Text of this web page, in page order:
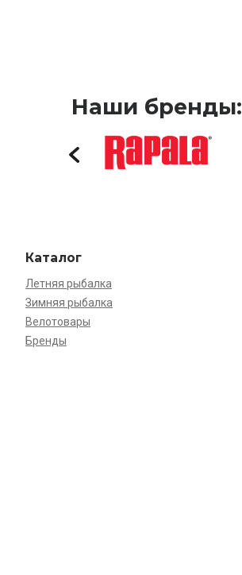
Наши бренды:
Каталог
Летняя рыбалка
Зимняя рыбалка
Велотовары
Бренды